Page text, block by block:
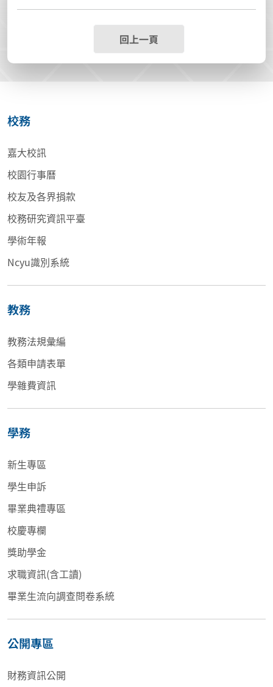
回上一頁
校務
嘉大校訊
校園行事曆
校友及各界捐款
校務研究資訊平臺
學術年報
Ncyu識別系統
教務
教務法規彙編
各類申請表單
學雜費資訊
學務
新生專區
學生申訴
畢業典禮專區
校慶專欄
獎助學金
求職資訊(含工讀)
畢業生流向調查問卷系統
公開專區
財務資訊公開